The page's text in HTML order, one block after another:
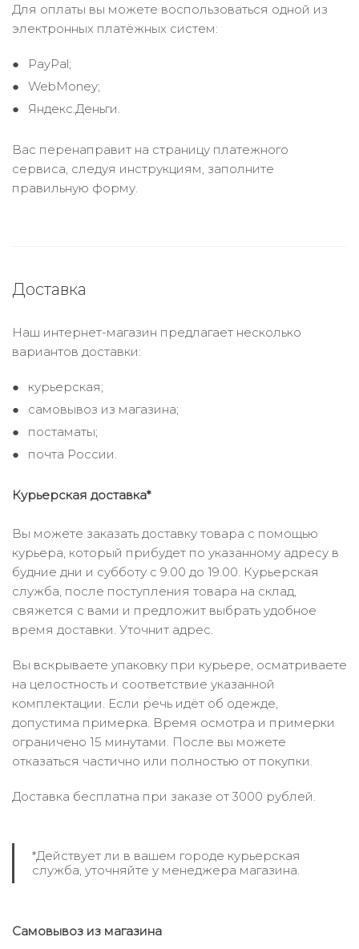
Для оплаты вы можете воспользоваться одной из
электронных платёжных систем:
PayPal;
WebMoney;
Яндекс.Деньги.
Вас перенаправит на страницу платежного
сервиса, следуя инструкциям, заполните
правильную форму.
Доставка
Наш интернет-магазин предлагает несколько
вариантов доставки:
курьерская;
самовывоз из магазина;
постаматы;
почта России.
Курьерская доставка*
Вы можете заказать доставку товара с помощью
курьера, который прибудет по указанному адресу в
будние дни и субботу с 9.00 до 19.00. Курьерская
служба, после поступления товара на склад,
свяжется с вами и предложит выбрать удобное
время доставки. Уточнит адрес.
Вы вскрываете упаковку при курьере, осматриваете
на целостность и соответствие указанной
комплектации. Если речь идёт об одежде,
допустима примерка. Время осмотра и примерки
ограничено 15 минутами. После вы можете
отказаться частично или полностью от покупки.
Доставка бесплатна при заказе от 3000 рублей.
*Действует ли в вашем городе курьерская
служба, уточняйте у менеджера магазина.
Самовывоз из магазина